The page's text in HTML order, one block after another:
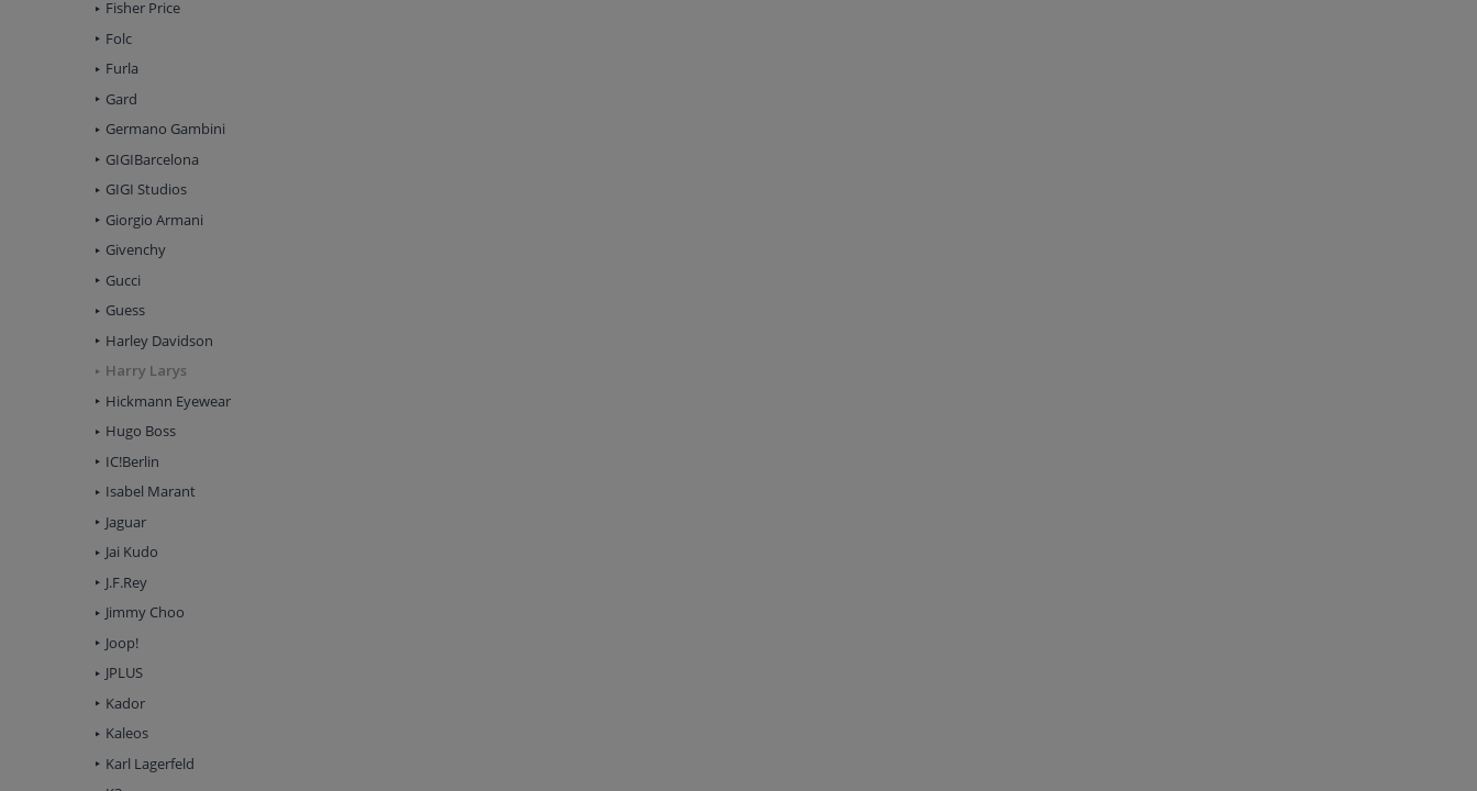
Fisher Price
Folc
Furla
Gard
Germano Gambini
GIGIBarcelona
GIGI Studios
Giorgio Armani
Givenchy
Gucci
Guess
Harley Davidson
Harry Larys
Hickmann Eyewear
Hugo Boss
IC!Berlin
Isabel Marant
Jaguar
Jai Kudo
J.F.Rey
Jimmy Choo
Joop!
JPLUS
Kador
Kaleos
Karl Lagerfeld